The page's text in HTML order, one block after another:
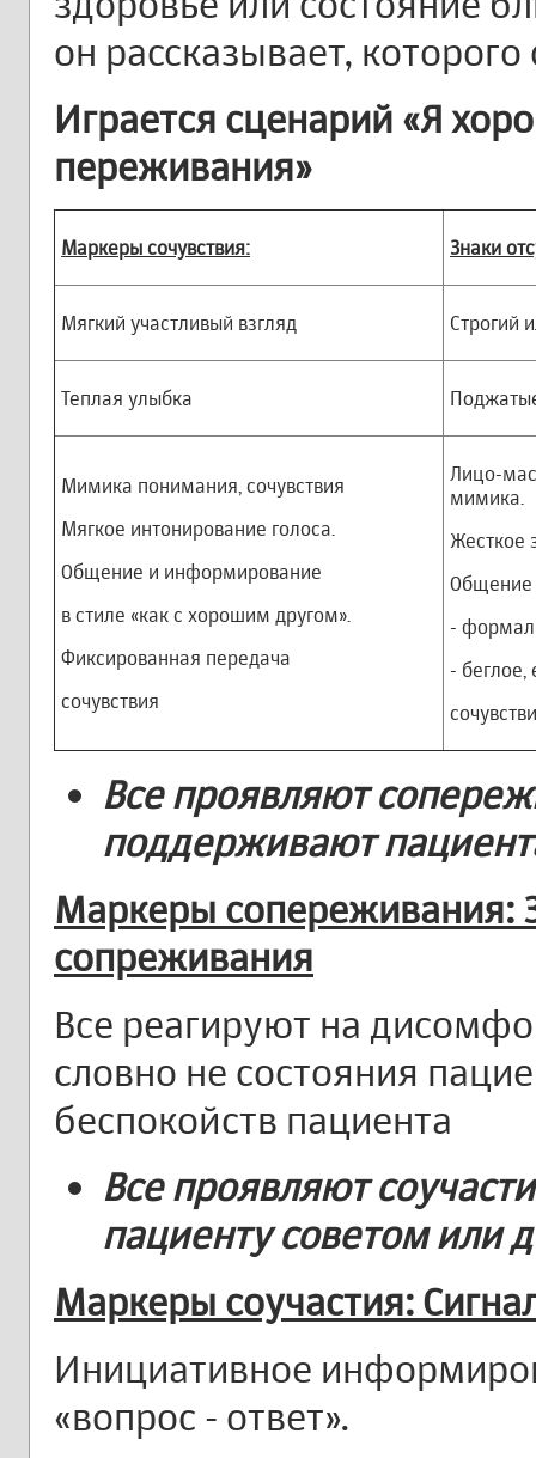
он рассказывает,
Играется сценарий «Я
переживания»
Маркеры сочувствия: Знаки
Мягкий участливый взгляд Строгий
Теплая улыбка
Мимика понимания, сочувствия
Мягкое интонирование голоса.
Общение и информирование
в стиле «как с хорошим другом».
Фиксированная передача
сочувствия
Лицо-
мимика.
Жесткое
Общение
-
- беглое,
Все проявляют
поддерживают
Маркеры сопереживания:
сопреживания
Все реагируют на
словно не состояния
беспокойств пациента
Все проявляют
пациенту советом или
Маркеры соучастия:
Инициативное
«вопрос - ответ».